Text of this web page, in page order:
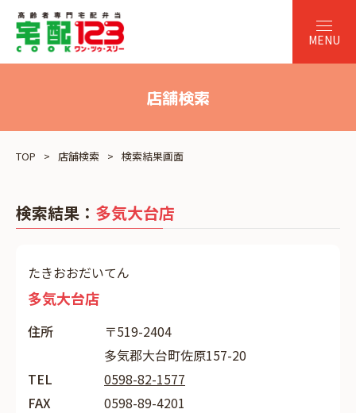
店舗検索
TOP 店舗検索 検索結果画面
検索結果： 多気大台店
たきおおだいてん
多気大台店
住所
〒519-2404
多気郡大台町佐原157-20
TEL
0598-82-1577
FAX
0598-89-4201